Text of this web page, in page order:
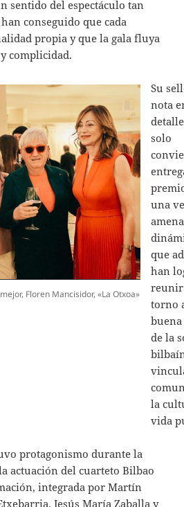
sentido del espectáculo tan
conseguido que cada
propia y que la gala fluya
complicidad.
Floren Mancisidor, «La Otxoa»
Su
nota
solo
una
que
han
torno
de la
la
vida
protagonismo durante la
actuación del cuarteto Bilbao
integrada por Martín
Jesús María Zaballa y